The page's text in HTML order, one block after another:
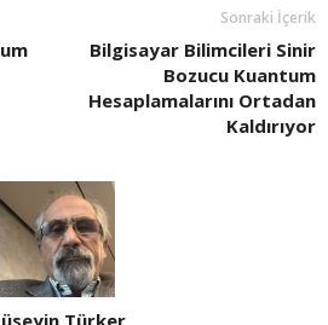
Sonraki İçerik
Bilgisayar Bilimcileri Sinir
Bozucu Kuantum
Hesaplamalarını Ortadan
Kaldırıyor